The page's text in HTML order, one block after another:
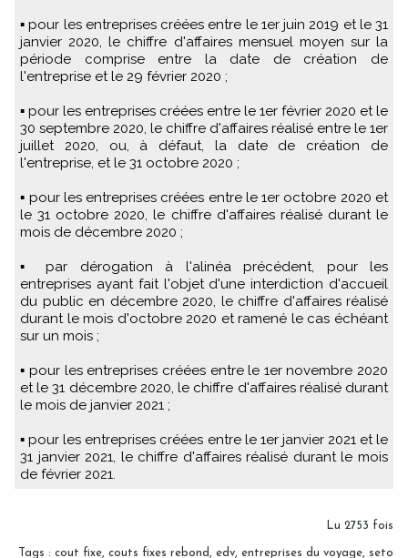
▪ pour les entreprises créées entre le 1er juin 2019 et le 31
janvier 2020, le chiffre d'affaires mensuel moyen sur la
période comprise entre la date de création de
l'entreprise et le 29 février 2020 ;
▪ pour les entreprises créées entre le 1er février 2020 et le
30 septembre 2020, le chiffre d'affaires réalisé entre le 1er
juillet 2020, ou, à défaut, la date de création de
l'entreprise, et le 31 octobre 2020 ;
▪ pour les entreprises créées entre le 1er octobre 2020 et
le 31 octobre 2020, le chiffre d'affaires réalisé durant le
mois de décembre 2020 ;
▪ par dérogation à l'alinéa précédent, pour les
entreprises ayant fait l'objet d'une interdiction d'accueil
du public en décembre 2020, le chiffre d'affaires réalisé
durant le mois d'octobre 2020 et ramené le cas échéant
sur un mois ;
▪ pour les entreprises créées entre le 1er novembre 2020
et le 31 décembre 2020, le chiffre d'affaires réalisé durant
le mois de janvier 2021 ;
▪ pour les entreprises créées entre le 1er janvier 2021 et le
31 janvier 2021, le chiffre d'affaires réalisé durant le mois
de février 2021.
Lu 2753 fois
Tags : cout fixe, couts fixes rebond, edv, entreprises du voyage, seto